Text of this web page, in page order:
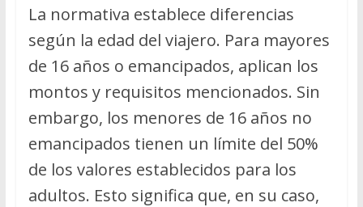
La normativa establece diferencias
según la edad del viajero. Para mayores
de 16 años o emancipados, aplican los
montos y requisitos mencionados. Sin
embargo, los menores de 16 años no
emancipados tienen un límite del 50%
de los valores establecidos para los
adultos. Esto significa que, en su caso,